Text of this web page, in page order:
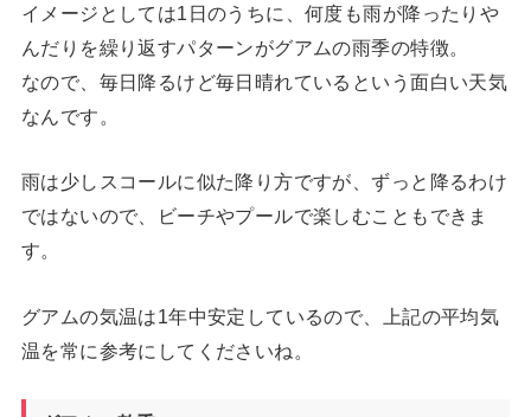
イメージとしては1日のうちに、何度も雨が降ったりや
んだりを繰り返すパターンがグアムの雨季の特徴。
なので、毎日降るけど毎日晴れているという面白い天気
なんです。
雨は少しスコールに似た降り方ですが、ずっと降るわけ
ではないので、ビーチやプールで楽しむこともできま
す。
グアムの気温は1年中安定しているので、上記の平均気
温を常に参考にしてくださいね。